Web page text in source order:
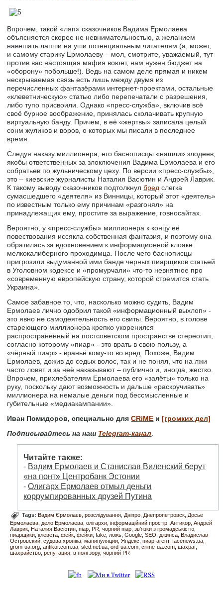
Впрочем, такой «ляп» сказочников Вадима Ермолаева
объясняется скорее не невнимательностью, а желанием
навешать лапши на уши потенциальным читателям (а, может,
и самому старику Ермолаеву – мол, смотрите, уважаемый, тут
против вас настоящая мафия воюет, нам нужен бюджет на
«оборону» побольше!). Ведь на самом деле прямая и никем
нескрываемая связь есть лишь между двумя из
перечисленных фантазёрами интернет-проектами, остальные
«клеветническую» статью либо перепечатали с разрешения,
либо тупо присвоили. Однако «пресс-служба», включив всё
своё бурное воображение, принялась сколачивать крупную
виртуальную банду. Причем, в её «жертвы» записала целый
сонм жуликов и воров, о которых мы писали в последнее
время.
Следуя наказу миллионера, его баснописцы «нашли» злодеев,
якобы ответственных за злоключения Вадима Ермолаева и его
собратьев по жульническому цеху. По версии «пресс-службы»,
это – киевские журналисты Наталия Васютин и Андрей Лаврик.
К такому выводу сказочников подтолкнулбред слегка
сумасшедшего «деятеля» из Винницы, который этот «деятель»
по известным только ему причинам «разгонял» на
принадлежащих ему, простите за выражение, говносайтах.
Вероятно, у «пресс-службы» миллионера к концу её
повествования иссякла собственная фантазия, и поэтому она
обратилась за вдохновением к информационной клоаке
мелкокалиберного проходимца. После чего баснописцы
пригрозили выдуманной ими банде черных пиарщиков статьей
в Уголовном кодексе и «промурчали» что-то невнятное про
«современную европейскую страну, которой стремится стать
Украина».
Самое забавное то, что, насколько можно судить, Вадим
Ермолаев лично одобрил такой «информационный выхлоп» -
это явно не самодеятельность его свиты. Вероятно, в голове
стареющего миллионера крепко укоренился
распространенный на постсоветском пространстве стереотип,
согласно которому «пиар» - это врать в свою пользу, а
«чёрный пиар» - враньё кому-то во вред. Похоже, Вадим
Ермолаев, дожив до седых волос, так и не понял, что на лжи
часто ловят и за неё наказывают – публично и, иногда, жестко.
Впрочем, прихлебателям Ермолаева его «залёты» только на
руку, поскольку дают возможность и дальше «раскручивать»
миллионера на немалые деньги под бессмысленные и
губительные «медиакампании».
Иван Помидоров, специально дляCRiME и[громких дел]
Подписывайтесь на наш Telegram-канал.
Читайте также:
- Вадим Ермолаев и Станислав Виленский берут
«на понт» Центробанк Эстонии
-Олигарх Ермолаев отмыл деньги
коррумпированных друзей Путина
Tags: Вадим Єрмолаєв розслідування Дніпро Днепропетровск Досье
Ермолаева дело Ермолаева олігархи інформаційний простір Антикор Андрей
Лаврик
Наталия Васютин піар PR чорний піар зв’язки з громадськістю
пиарщики клевета фейк фейки fake ложь Google SEO джинса
Владислав
Островский судова хроніка манипуляции Яндекс пиар-агент facenews.ua
grom-ua.org antikor.com.ua sled.net.ua ord-ua.com crime-ua.com шахраї
шахрайство репутация в полі зору чорний PR